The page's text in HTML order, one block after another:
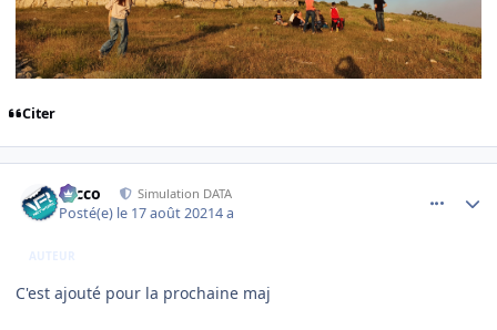
Citer
Nicco Simulation DATA
Posté(e) le 17 août 20214 a
AUTEUR
C'est ajouté pour la prochaine maj